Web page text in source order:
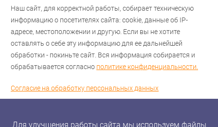
Наш сайт, для корректной работы, собирает техническую
информацию о посетителях сайта: cookie, данные об IP-
адресе, местоположении и другую. Если вы не хотите
оставлять о себе эту информацию для ее дальнейшей
обработки - покиньте сайт. Вся информация собирается и
обрабатывается согласно политике конфиденциальности.
Согласие на обработку персональных данных
Для улучшения работы сайта мы используем файлы